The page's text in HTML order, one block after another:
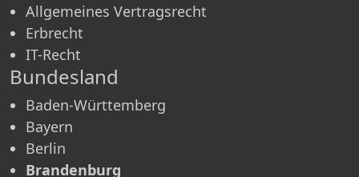
Allgemeines Vertragsrecht
Erbrecht
IT-Recht
Bundesland
Baden-Württemberg
Bayern
Berlin
Brandenburg